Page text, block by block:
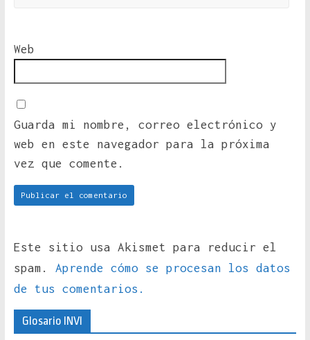
Web
Guarda mi nombre, correo electrónico y
web en este navegador para la próxima
vez que comente.
Este sitio usa Akismet para reducir el
spam. Aprende cómo se procesan los datos
de tus comentarios.
Glosario INVI